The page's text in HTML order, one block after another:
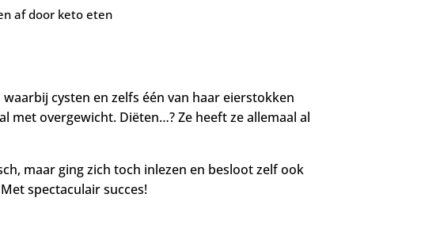
af door keto eten
cysten en zelfs één van haar eierstokken
met overgewicht. Diëten…? Ze heeft ze allemaal al
maar ging zich toch inlezen en besloot zelf ook
spectaculair succes!